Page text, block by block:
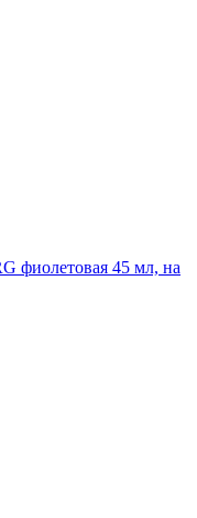
фиолетовая 45 мл, на